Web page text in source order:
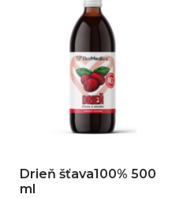
Drieň šťava100% 500
ml